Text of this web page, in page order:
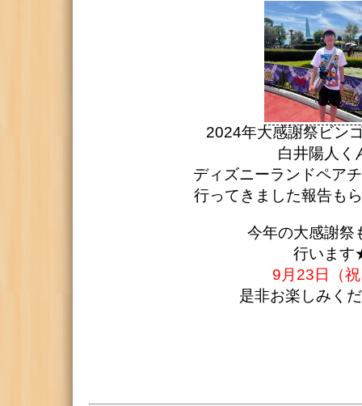
2024年大感謝祭ビン
白井陽人
ディズニーランドペア
行ってきました報告も
今年の大感謝祭
行いま
9月23日（
是非お楽しみく